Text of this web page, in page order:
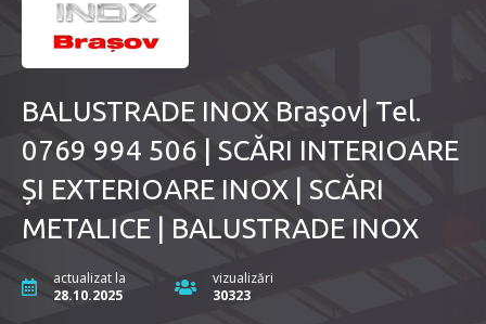
BALUSTRADE INOX Braşov| Tel.
0769 994 506 | SCĂRI INTERIOARE
ȘI EXTERIOARE INOX | SCĂRI
METALICE | BALUSTRADE INOX
actualizat la
28.10.2025
vizualizări
30323